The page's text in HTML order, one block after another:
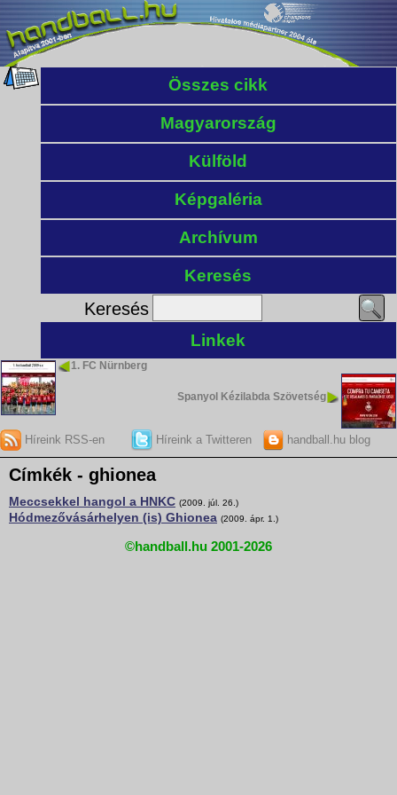
Összes cikk
Magyarország
Külföld
Képgaléria
Archívum
Keresés
Keresés
Linkek
1. FC Nürnberg
Spanyol Kézilabda Szövetség
Híreink RSS-en Híreink a Twitteren handball.hu blog
Címkék - ghionea
Meccsekkel hangol a HNKC (2009. júl. 26.)
Hódmezővásárhelyen (is) Ghionea (2009. ápr. 1.)
©handball.hu 2001-2026